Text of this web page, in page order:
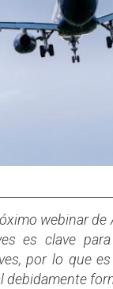
webinar de
es clave
por lo que
debidamente